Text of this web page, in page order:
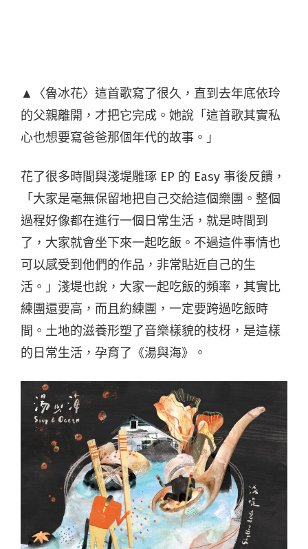
▲〈魯冰花〉這首歌寫了很久，直到去年底依玲
的父親離開，才把它完成。她說「這首歌其實私
心也想要寫爸爸那個年代的故事。」
花了很多時間與淺堤雕琢 EP 的 Easy 事後反饋，
「大家是毫無保留地把自己交給這個樂團。整個
過程好像都在進行一個日常生活，就是時間到
了，大家就會坐下來一起吃飯。不過這件事情也
可以感受到他們的作品，非常貼近自己的生
活。」淺堤也說，大家一起吃飯的頻率，其實比
練團還要高，而且約練團，一定要跨過吃飯時
間。土地的滋養形塑了音樂樣貌的枝枒，是這樣
的日常生活，孕育了《湯與海》。